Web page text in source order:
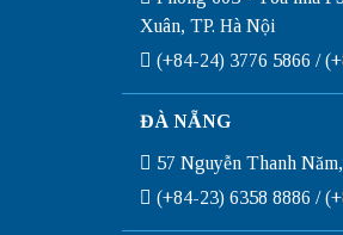
Xuân, TP. Hà Nội
(+84-24) 3776 5866 /
ĐÀ NẴNG
57 Nguyễn Thanh
(+84-23) 6358 8886 /